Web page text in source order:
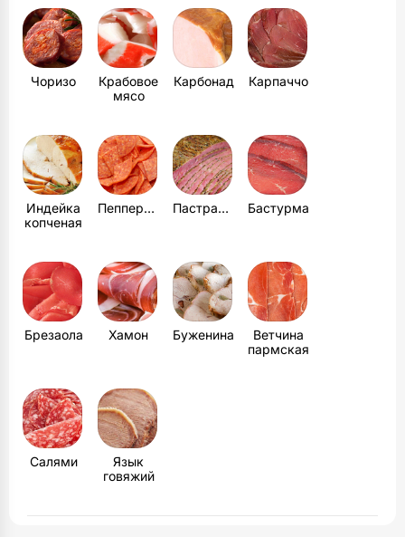
Чоризо
Крабовое
мясо
Карбонад Карпаччо
Индейка
копченая
Пепперони Пастрами Бастурма
Брезаола Хамон Буженина
Ветчина
пармская
Салями
Язык
говяжий